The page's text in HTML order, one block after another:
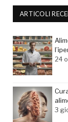
ARTICOLI
24
3